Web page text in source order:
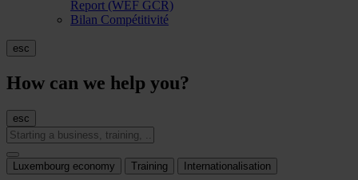
Report (WEF GCR)
Bilan Compétitivité
esc
How can we help you?
esc
Luxembourg economy Training Internationalisation